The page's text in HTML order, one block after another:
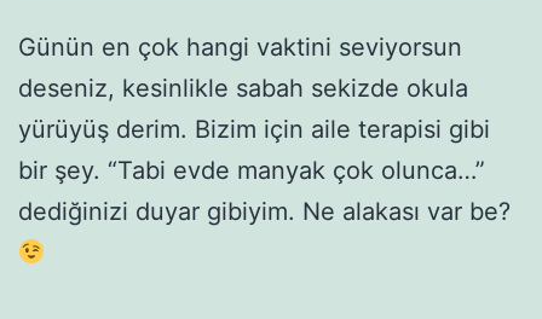
Günün en çok hangi vaktini seviyorsun
deseniz, kesinlikle sabah sekizde okula
yürüyüş derim. Bizim için aile terapisi gibi
bir şey. “Tabi evde manyak çok olunca…”
dediğinizi duyar gibiyim. Ne alakası var be?